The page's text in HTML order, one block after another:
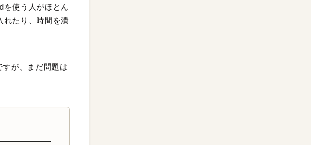
を使う人がほとん
れたり、時間を潰
が、まだ問題は